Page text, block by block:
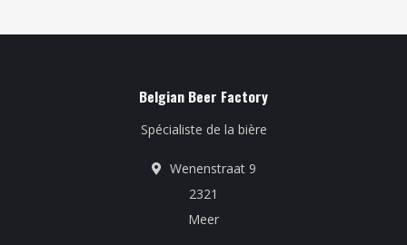
Belgian Beer Factory
Spécialiste de la bière
Wenenstraat 9
2321
Meer